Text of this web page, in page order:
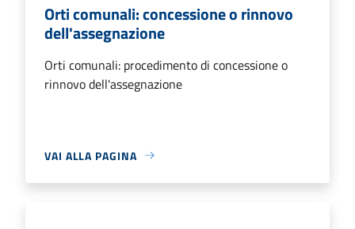
Orti comunali: concessione o rinnovo
dell'assegnazione
Orti comunali: procedimento di concessione o
rinnovo dell'assegnazione
VAI ALLA PAGINA